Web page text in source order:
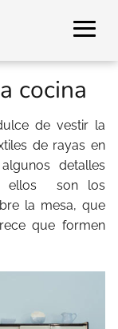
cocina
de vestir la
de rayas en
detalles
ellos son los
la mesa, que
que formen